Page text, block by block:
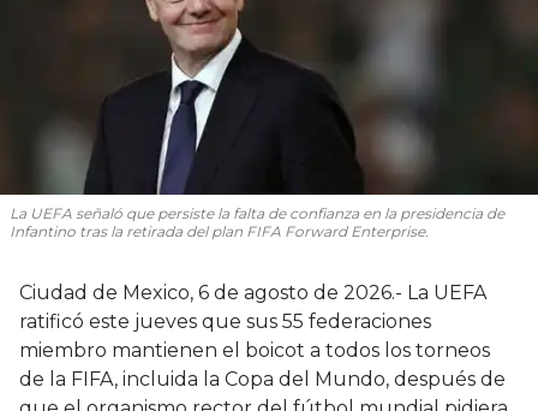
La UEFA señaló que persiste la falta de confianza en la presidencia de
Infantino tras la retirada del plan FIFA Forward Enterprise.
Ciudad de Mexico, 6 de agosto de 2026.- La UEFA
ratificó este jueves que sus 55 federaciones
miembro mantienen el boicot a todos los torneos
de la FIFA, incluida la Copa del Mundo, después de